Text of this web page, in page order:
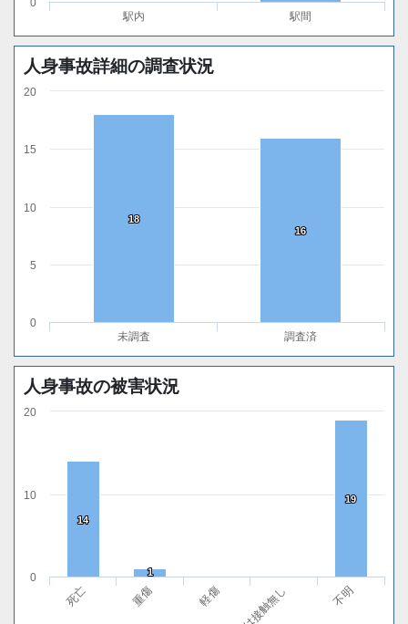
駅内 駅間
人身事故詳細の調査状況
18
18
16
16
未調査 調査済
0
5
10
15
20
人身事故の被害状況
14
14
1
1
19
19
死亡 重傷 軽傷 不明
0
10
20